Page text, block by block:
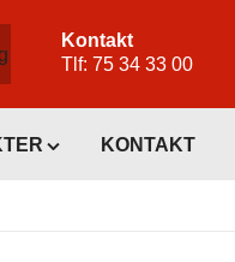
Kontakt
Tlf: 75 34 33 00
KONTAKT